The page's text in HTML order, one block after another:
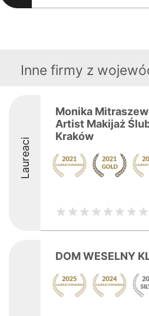
Inne firmy z
Laureaci
Monika
Artist Makijaż
Kraków
DOM WESELNY